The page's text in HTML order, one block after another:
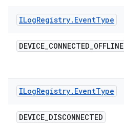
ILogRegistry. EventType
DEVICE_CONNECTED_OFFLINE
ILogRegistry. EventType
DEVICE_DISCONNECTED